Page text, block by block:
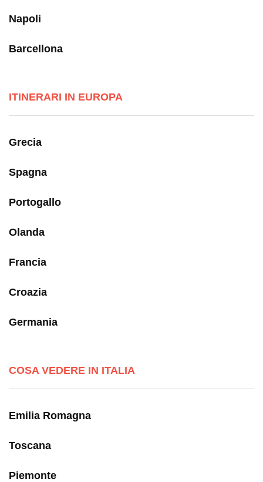
Napoli
Barcellona
ITINERARI IN EUROPA
Grecia
Spagna
Portogallo
Olanda
Francia
Croazia
Germania
COSA VEDERE IN ITALIA
Emilia Romagna
Toscana
Piemonte